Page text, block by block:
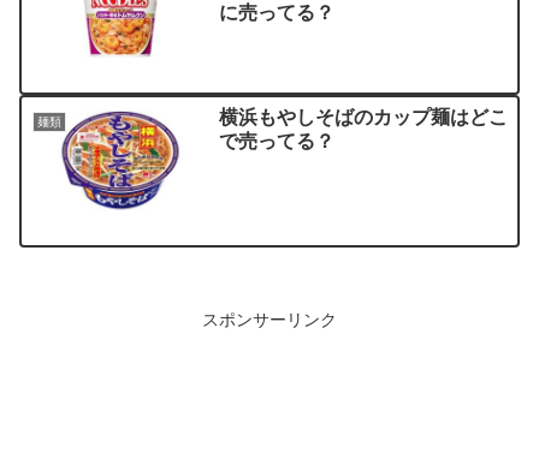
に売ってる？
麺類
横浜もやしそばのカップ麺はどこ
で売ってる？
スポンサーリンク